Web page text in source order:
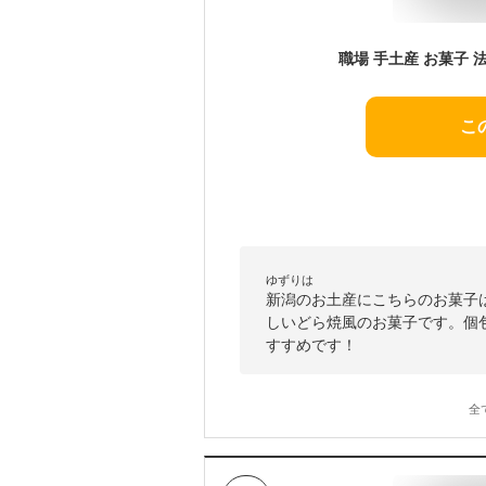
こ
ゆずりは
新潟のお土産にこちらのお菓
しいどら焼風のお菓子です。
すすめです！
全